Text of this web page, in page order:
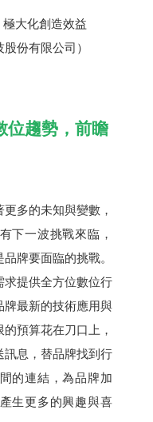
大化創造效益
份有限公司）
位趨勢，前瞻
多的未知與變數，
下一波挑戰來臨，
牌要面臨的挑戰。
提供全方位數位行
最新的技術應用與
預算花在刀口上，
息，替品牌找到行
的連結，為品牌加
生更多的興趣與喜